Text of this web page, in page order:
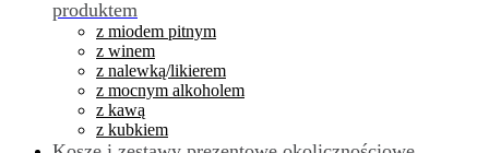
produktem
z miodem pitnym
z winem
z nalewką/likierem
z mocnym alkoholem
z kawą
z kubkiem